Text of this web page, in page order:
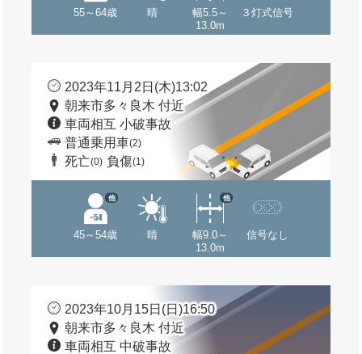
55～64歳 晴
幅5.5～
13.0m
３灯式信号
2023年11月2日(木)13:02
朝来市多々良木 付近
車両相互 小破事故
普通乗用車(2)
死亡(0) 負傷(1)
45～54歳
他
晴
幅9.0～
13.0m
他
信号なし
2023年10月15日(日)16:50
朝来市多々良木 付近
車両相互 中破事故